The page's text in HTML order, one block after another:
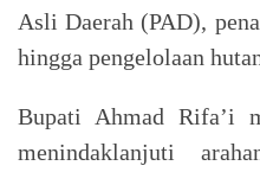
Asli Daerah (PAD),
hingga pengelolaan
Bupati Ahmad Rifa’i
menindaklanjuti